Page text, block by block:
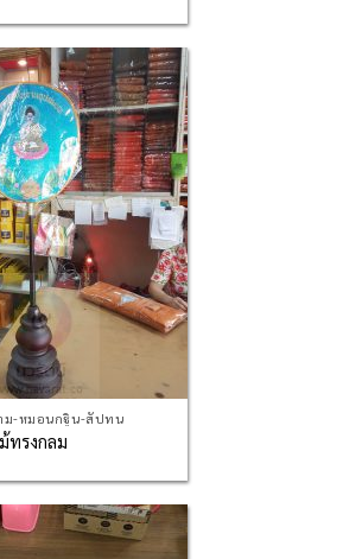
Add to
Wishlist
ม-หมอนกฐิน-สัปทน
ทรงกลม